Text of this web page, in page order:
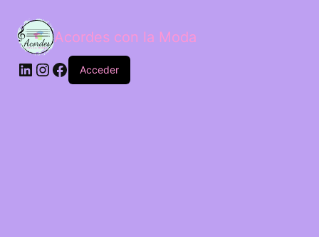
Acordes con la Moda
Acceder